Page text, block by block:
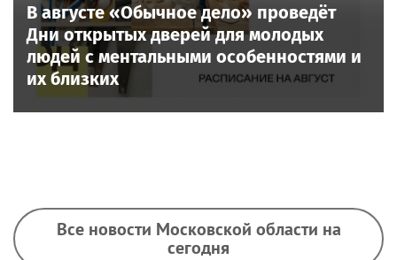
В августе «Обычное дело» проведёт
Дни открытых дверей для молодых
людей с ментальными особенностями и
их близких
Все новости Московской области на
сегодня